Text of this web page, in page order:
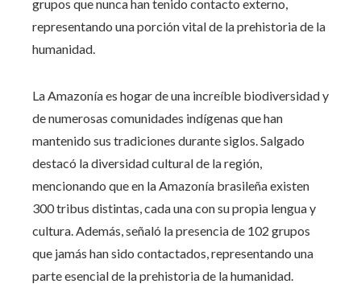
grupos que nunca han tenido contacto externo,
representando una porción vital de la prehistoria de la
humanidad.
La Amazonía es hogar de una increíble biodiversidad y
de numerosas comunidades indígenas que han
mantenido sus tradiciones durante siglos. Salgado
destacó la diversidad cultural de la región,
mencionando que en la Amazonía brasileña existen
300 tribus distintas, cada una con su propia lengua y
cultura. Además, señaló la presencia de 102 grupos
que jamás han sido contactados, representando una
parte esencial de la prehistoria de la humanidad.